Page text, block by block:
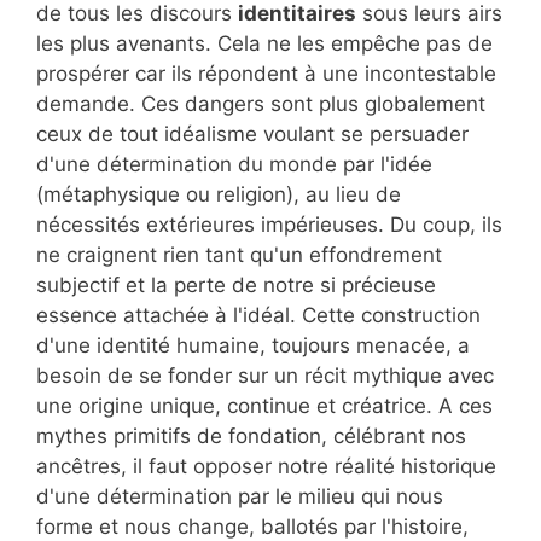
de tous les discours identitaires sous leurs airs
les plus avenants. Cela ne les empêche pas de
prospérer car ils répondent à une incontestable
demande. Ces dangers sont plus globalement
ceux de tout idéalisme voulant se persuader
d'une détermination du monde par l'idée
(métaphysique ou religion), au lieu de
nécessités extérieures impérieuses. Du coup, ils
ne craignent rien tant qu'un effondrement
subjectif et la perte de notre si précieuse
essence attachée à l'idéal. Cette construction
d'une identité humaine, toujours menacée, a
besoin de se fonder sur un récit mythique avec
une origine unique, continue et créatrice. A ces
mythes primitifs de fondation, célébrant nos
ancêtres, il faut opposer notre réalité historique
d'une détermination par le milieu qui nous
forme et nous change, ballotés par l'histoire,